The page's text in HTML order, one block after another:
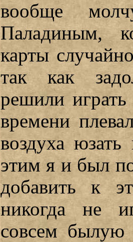
вообще
Паладиным,
карты
так как
решили играть
времени
воздуха
этим я и был
добавить к
никогда не
совсем былую